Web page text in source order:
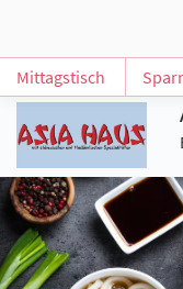
Mittagstisch